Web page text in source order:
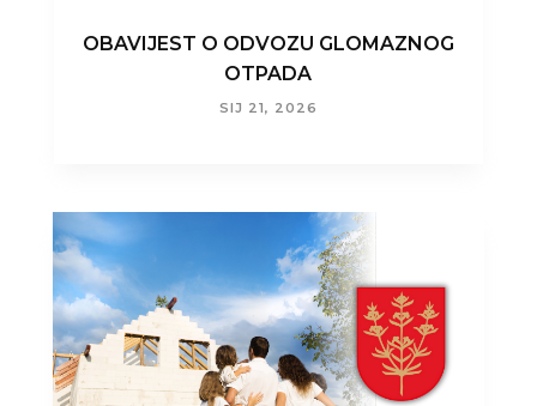
OBAVIJEST O ODVOZU GLOMAZNOG
OTPADA
SIJ 21, 2026